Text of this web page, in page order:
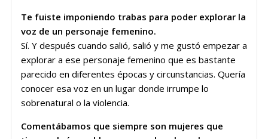
Te fuiste imponiendo trabas para poder explorar la
voz de un personaje femenino.
Sí. Y después cuando salió, salió y me gustó empezar a
explorar a ese personaje femenino que es bastante
parecido en diferentes épocas y circunstancias. Quería
conocer esa voz en un lugar donde irrumpe lo
sobrenatural o la violencia.
Comentábamos que siempre son mujeres que